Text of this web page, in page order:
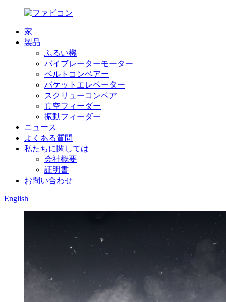
家
製品
ふるい機
バイブレーターモーター
ベルトコンベアー
バケットエレベーター
スクリューコンベア
真空フィーダー
振動フィーダー
ニュース
よくある質問
私たちに関しては
会社概要
証明書
お問い合わせ
English